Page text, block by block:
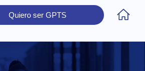
Quiero ser GPTS